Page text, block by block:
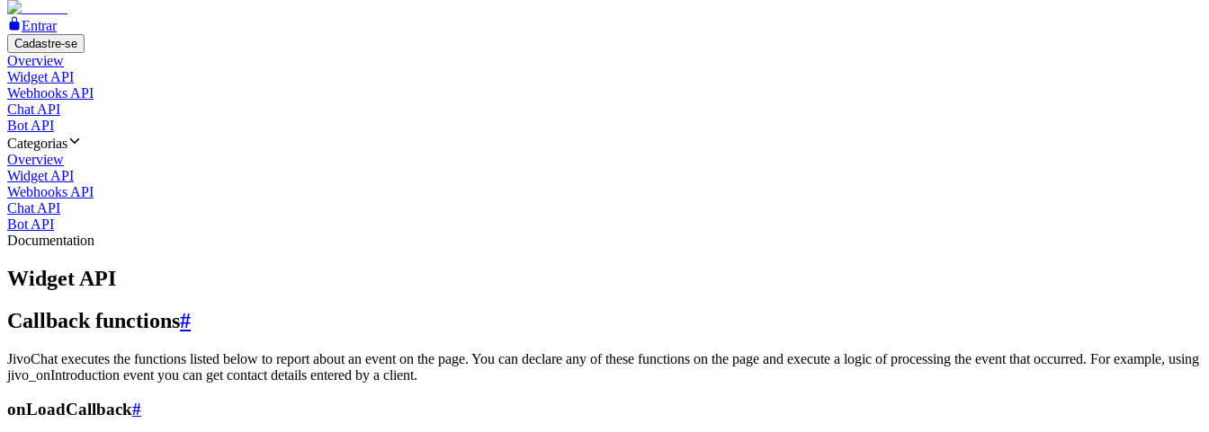
Entrar
Cadastre-se
Overview
Widget API
Webhooks API
Chat API
Bot API
Categorias
Overview
Widget API
Webhooks API
Chat API
Bot API
Documentation
Widget API
Callback functions#
JivoChat executes the functions listed below to report about an event on the page. You can declare any of these functions on the page and execute a logic of processing the event that occurred. For example, using
jivo_onIntroduction event you can get contact details entered by a client.
onLoadCallback#